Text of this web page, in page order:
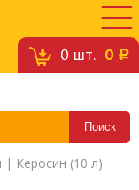
0 шт. 0 c
| Керосин (10 л)